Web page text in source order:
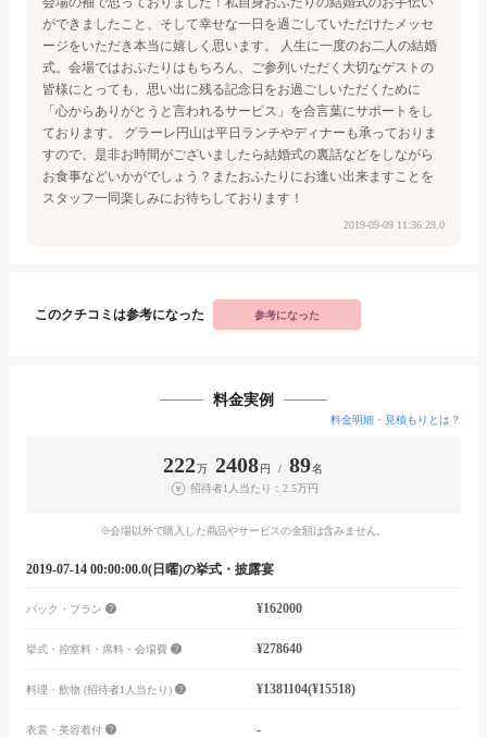
ができましたこと、 そして幸せな一日を過ごしていただけたメッセ
ージをいただき本当に嬉しく思います。
人生に一度のお二人の結婚
式。 会場ではおふたりはもちろん、ご参列いただく大切なゲストの
皆様にとっても、 思い出に残る記念日をお過ごしいただくために
「心からありがとうと言われるサービス」を合言葉にサポートをし
ております。
グラーレ円山は平日ランチやディナーも承っておりま
すので、 是非お時間がございましたら結婚式の裏話などをしながら
お食事などいかがでしょう？ またおふたりにお逢い出来ますことを
スタッフ一同楽しみにお待ちしております！
2019-09-09 11:36:29.0
このクチコミは参考になった 参考になった
料金実例
料金明細・見積もりとは？
222万 2408 円 / 89名
招待者1人当たり：2.5万円
※会場以外で購入した商品やサービスの金額は含みません。
2019-07-14 00:00:00.0(日曜)の挙式・披露宴
パック・プラン ¥162000
挙式・控室料・席料・会場費 ¥278640
料理・飲物 (招待者1人当たり) ¥1381104(¥15518)
衣裳・美容着付 -